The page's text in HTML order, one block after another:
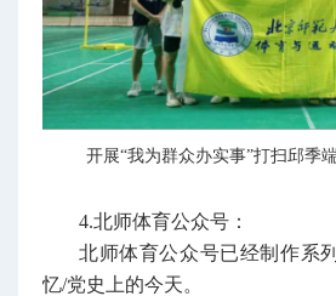
开展“我为群众办实事”打扫邱季
4.北师体育公众号：
北师体育公众号已经制作系
忆/党史上的今天。